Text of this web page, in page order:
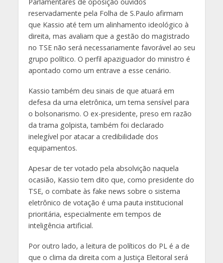
reservadamente pela Folha de S.Paulo afirmam
que Kassio até tem um alinhamento ideológico à
direita, mas avaliam que a gestão do magistrado
no TSE não será necessariamente favorável ao seu
grupo político. O perfil apaziguador do ministro é
apontado como um entrave a esse cenário.
Kassio também deu sinais de que atuará em
defesa da urna eletrônica, um tema sensível para
o bolsonarismo. O ex-presidente, preso em razão
da trama golpista, também foi declarado
inelegível por atacar a credibilidade dos
equipamentos.
Apesar de ter votado pela absolvição naquela
ocasião, Kassio tem dito que, como presidente do
TSE, o combate às fake news sobre o sistema
eletrônico de votação é uma pauta institucional
prioritária, especialmente em tempos de
inteligência artificial.
Por outro lado, a leitura de políticos do PL é a de
que o clima da direita com a Justiça Eleitoral será